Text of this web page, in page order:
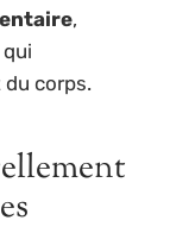
,
corps.